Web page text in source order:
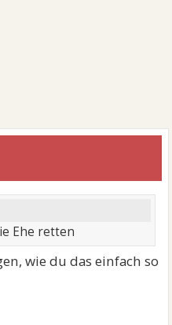
Ehe retten
wie du das einfach so